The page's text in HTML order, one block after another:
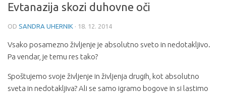
Evtanazija skozi duhovne oči
OD SANDRA UHERNIK · 18. 12. 2014
Vsako posamezno življenje je absolutno sveto in nedotakljivo.
Pa vendar, je temu res tako?
Spoštujemo svoje življenje in življenja drugih, kot absolutno
sveta in nedotakljiva? Ali se samo igramo bogove in si lastimo